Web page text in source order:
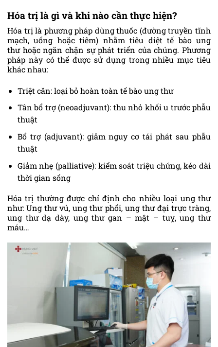
Hóa trị là gì và khi nào cần thực hiện?
Hóa trị là phương pháp dùng thuốc (đường truyền tĩnh
mạch, uống hoặc tiêm) nhằm tiêu diệt tế bào ung
thư hoặc ngăn chặn sự phát triển của chúng. Phương
pháp này có thể được sử dụng trong nhiều mục tiêu
khác nhau:
Triệt căn: loại bỏ hoàn toàn tế bào ung thư
Tân bổ trợ (neoadjuvant): thu nhỏ khối u trước phẫu
thuật
Bổ trợ (adjuvant): giảm nguy cơ tái phát sau phẫu
thuật
Giảm nhẹ (palliative): kiểm soát triệu chứng, kéo dài
thời gian sống
Hóa trị thường được chỉ định cho nhiều loại ung thư
như: Ung thư vú, ung thư phổi, ung thư đại trực tràng,
ung thư dạ dày, ung thư gan – mật – tuỵ, ung thư
máu…